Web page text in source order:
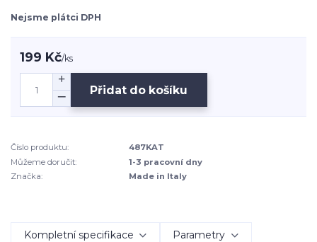
Nejsme plátci DPH
199 Kč/ks
Přidat do košíku
Číslo produktu:
487KAT
Můžeme doručit:
1-3 pracovní dny
Značka:
Made in Italy
Kompletní specifikace Parametry